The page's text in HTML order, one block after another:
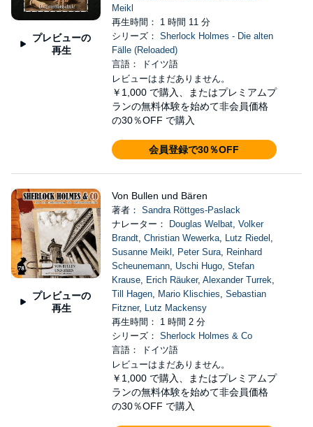
プレビューの
再生
Meikl
再生時間： 1 時間 11 分
シリーズ： Sherlock Holmes - Die alten
Fälle (Reloaded)
言語： ドイツ語
レビューはまだありません。
￥1,000 で購入、またはプレミアムプ
ランの無料体験を始めて非会員価格
の30％OFF で購入
会員登録で30％OFF
プレビューの
再生
Von Bullen und Bären
著者： Sandra Röttges-Paslack
ナレーター：
Douglas Welbat, Volker
Brandt, Christian Wewerka, Lutz Riedel ,
Susanne Meikl , Peter Sura, Reinhard
Scheunemann, Uschi Hugo, Stefan
Krause, Erich Räuker, Alexander Turrek,
Till Hagen, Mario Klischies, Sebastian
Fitzner, Lutz Mackensy
再生時間： 1 時間 2 分
シリーズ： Sherlock Holmes & Co
言語： ドイツ語
レビューはまだありません。
￥1,000 で購入、またはプレミアムプ
ランの無料体験を始めて非会員価格
の30％OFF で購入